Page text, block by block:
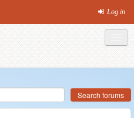
Log in